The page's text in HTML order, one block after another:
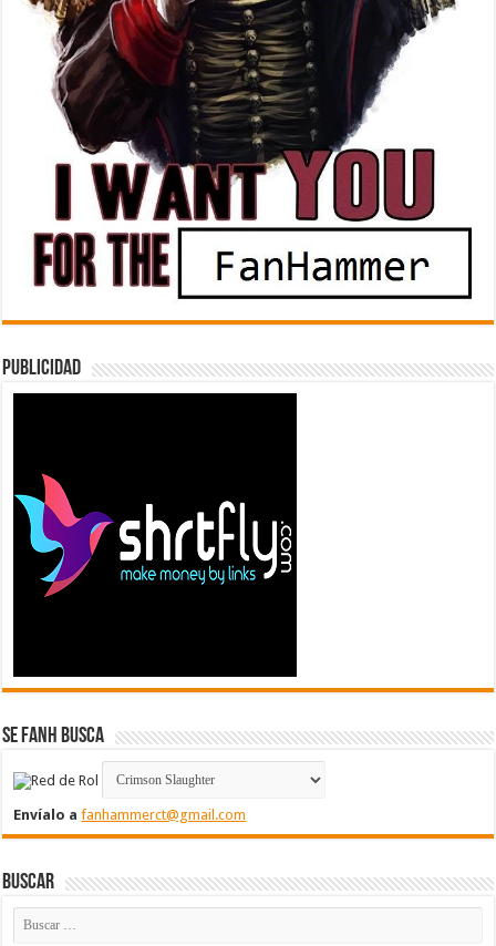
Publicidad
Se FanH Busca
Envíalo afanhammerct@gmail.com
Buscar